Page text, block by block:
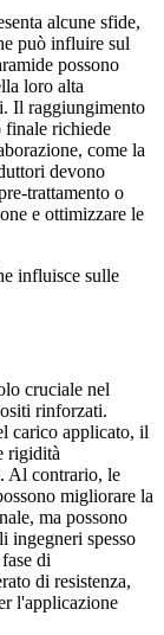
alcune sfide,
può influire sul
possono
loro alta
Il raggiungimento
finale richiede
come la
devono
trattamento o
e ottimizzare le
influisce sulle
cruciale nel
rinforzati.
carico applicato, il
rigidità
Al contrario, le
migliorare la
ma possono
ingegneri spesso
di
di resistenza,
l'applicazione